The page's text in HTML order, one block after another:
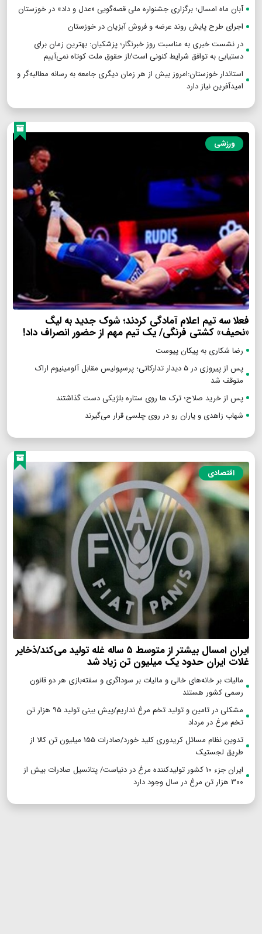
آبان ماه امسال؛ برگزاری جشنواره ملی قصه‌گویی «عدل و داد» در خوزستان
اجرای طرح پایش روند عرضه و فروش آبزیان در خوزستان
در نشست خبری به مناسبت روز خبرنگار؛ پزشکیان‌: بهترین زمان برای
دستیابی به توافق شرایط کنونی است/از حقوق ملت کوتاه نمی‌آییم
استاندار خوزستان:امروز بیش از هر زمان دیگری جامعه به رسانه مطالبه‌گر و
امیدآفرین نیاز دارد
ورزشی
فعلا سه تیم اعلام آمادگی کردند؛ شوک جدید به لیگ
«نحیف» کشتی فرنگی/ یک تیم مهم از حضور انصراف داد!
رضا شکاری به پیکان پیوست
پس از پیروزی در ۵ دیدار تدارکاتی؛ پرسپولیس مقابل آلومینیوم اراک
متوقف شد
پس از خرید صلاح؛ ترک ها روی ستاره بلژیکی دست گذاشتند
شهاب زاهدی و یاران رو در روی چلسی قرار می‌گیرند
اقتصادی
ایران امسال بیشتر از متوسط ۵ ساله غله تولید می‌کند/ذخایر
غلات ایران حدود یک میلیون تن زیاد شد
مالیات بر خانه‌های خالی و مالیات بر سوداگری و سفته‌بازی هر دو قانون
رسمی کشور هستند
مشکلی در تامین و تولید تخم مرغ نداریم/پیش بینی تولید ۹۵ هزار تن
تخم مرغ در مرداد
تدوین نظام مسائل کریدوری کلید خورد/صادرات ۱۵۵ میلیون تن کالا از
طریق لجستیک
ایران جزء ۱۰ کشور تولیدکننده مرغ در دنیاست/ پتانسیل صادرات بیش از
۳۰۰ هزار تن مرغ در سال وجود دارد